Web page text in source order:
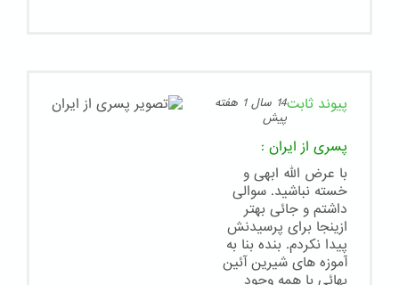
پیوند ثابت
14 سال 1 هفته
پیش
پسری از ایران :
با عرض الله ابهی و
خسته نباشید. سوالی
داشتم و جائی بهتر
ازینجا برای پرسیدنش
پیدا نکردم. بنده بنا به
آموزه های شیرین آئین
بهائی با همه وجود